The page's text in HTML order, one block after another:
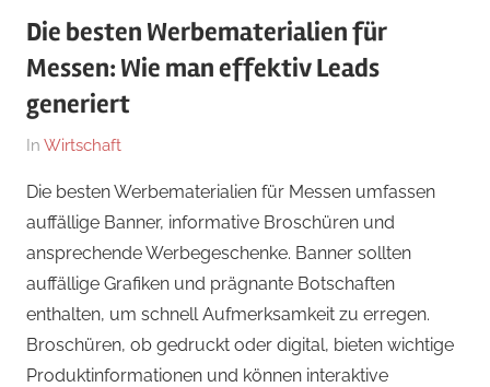
Die besten Werbematerialien für
Messen: Wie man effektiv Leads
generiert
Am
11,
2025
Von
Webthemen
In Wirtschaft
Die besten Werbematerialien für Messen umfassen
auffällige Banner, informative Broschüren und
ansprechende Werbegeschenke. Banner sollten
auffällige Grafiken und prägnante Botschaften
enthalten, um schnell Aufmerksamkeit zu erregen.
Broschüren, ob gedruckt oder digital, bieten wichtige
Produktinformationen und können interaktive